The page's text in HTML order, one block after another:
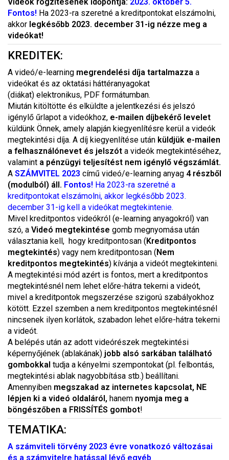
Fontos! Ha 2023-ra szeretné a kreditpontokat elszámolni,
akkor legkésőbb 2023. december 31-ig nézze meg a
videókat!
KREDITEK:
A videó/e-learning megrendelési díja tartalmazza a
videókat és az oktatási háttéranyagokat
(diákat) elektronikus, PDF formátumban.
Miután kitöltötte és elküldte a jelentkezési és jelszó
igénylő űrlapot a videókhoz, e-mailen díjbekérő levelet
küldünk Önnek, amely alapján kiegyenlítésre kerül a videók
megtekintési díja. A díj kiegyenlítése után küldjük e-mailen
a felhasználónevet és jelszót a videók megtekintéséhez,
valamint a pénzügyi teljesítést nem igénylő végszámlát.
A SZÁMVITEL 2023 című videó/e-learning anyag 4 részből
(modulból) áll. Fontos! Ha 2023-ra szeretné a
kreditpontokat elszámolni, akkor legkésőbb 2023.
december 31-ig kell a videókat megtekintenie.
Mivel kreditpontos videókról (e-learning anyagokról) van
szó, a Videó megtekintése gomb megnyomása után
választania kell, hogy kreditpontosan (Kreditpontos
megtekintés) vagy nem kreditpontosan (Nem
kreditpontos megtekintés) kívánja a videót megtekinteni.
A megtekintési mód azért is fontos, mert a kreditpontos
megtekintésnél nem lehet előre-hátra tekerni a videót,
mivel a kreditpontok megszerzése szigorú szabályokhoz
kötött. Ezzel szemben a nem kreditpontos megtekintésnél
nincsenek ilyen korlátok, szabadon lehet előre-hátra tekerni
a videót.
A belépés után az adott videórészek megtekintési
képernyőjének (ablakának) jobb alsó sarkában található
gombokkal tudja a kényelmi szempontokat (pl. felbontás,
megtekintési ablak nagyobbítása stb.) beállítani.
Amennyiben megszakad az internetes kapcsolat, NE
lépjen ki a videó oldaláról, hanem nyomja meg a
böngészőben a FRISSÍTÉS gombot!
TEMATIKA:
A számviteli törvény 2023 évre vonatkozó változásai
és a számvitelre hatással lévő egyéb